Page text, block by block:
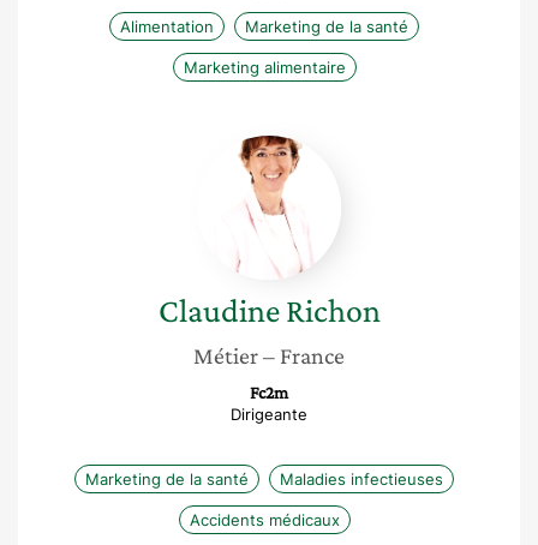
Alimentation
Marketing de la santé
Marketing alimentaire
Claudine
Richon
Claudine Richon
Métier– France
Fc2m
Dirigeante
Marketing de la santé Maladies infectieuses
Accidents médicaux